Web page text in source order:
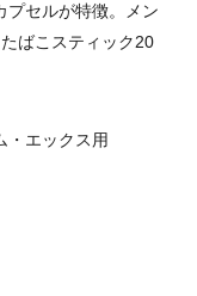
プセルが特徴。メン
ばこスティック20
・エックス用